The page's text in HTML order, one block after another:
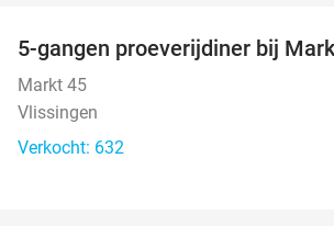
5-gangen proeverijdiner bij
Markt 45
Vlissingen
Verkocht: 632